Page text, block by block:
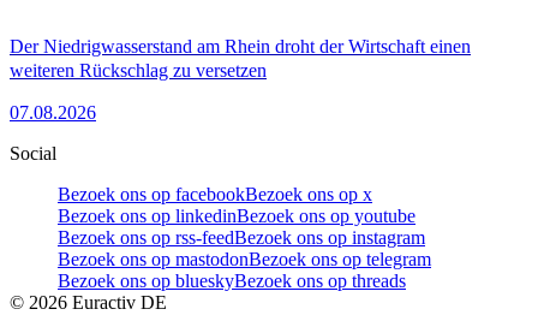
Der Niedrigwasserstand am Rhein droht der Wirtschaft einen
weiteren Rückschlag zu versetzen
07.08.2026
Social
Bezoek ons op facebookBezoek ons op x
Bezoek ons op linkedinBezoek ons op youtube
Bezoek ons op rss-feedBezoek ons op instagram
Bezoek ons op mastodonBezoek ons op telegram
Bezoek ons op blueskyBezoek ons op threads
© 2026 Euractiv DE